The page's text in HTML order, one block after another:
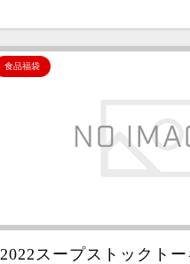
食品福袋
2022スープストックト